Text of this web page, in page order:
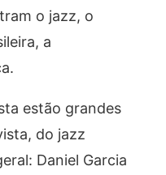
o jazz, o
a
estão grandes
do jazz
Daniel Garcia